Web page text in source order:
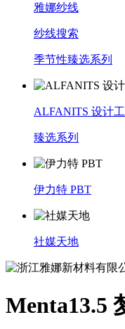
雅娜纱线
纱线搜索
季节性臻选系列
ALFANITS 设计
臻选系列
伊力特 PBT
社媒天地
Menta13.5